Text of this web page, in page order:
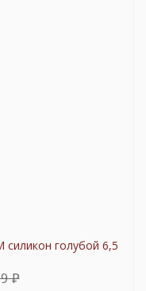
силикон голубой 6,5
₽